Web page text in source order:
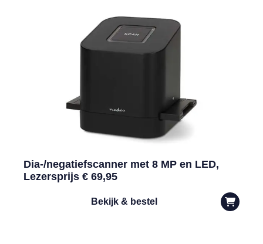
Dia-/negatiefscanner met 8 MP en LED,
Lezersprijs € 69,95
Bekijk & bestel